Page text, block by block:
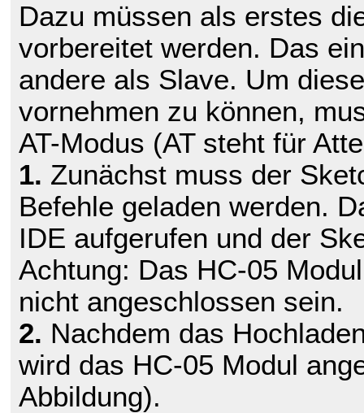
Dazu müssen als erstes
vorbereitet werden. Das
andere als Slave. Um
vornehmen zu können,
AT-Modus (AT steht für
1. Zunächst muss der
Befehle geladen werden.
IDE aufgerufen und der
Achtung: Das HC-05
nicht angeschlossen sein.
2. Nachdem das
wird das HC-05 Modul
Abbildung).